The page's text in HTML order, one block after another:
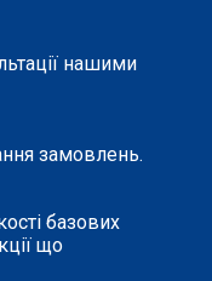
нашими
замовлень.
базових
що